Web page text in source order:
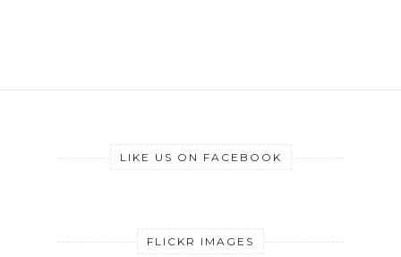
LIKE US ON FACEBOOK
FLICKR IMAGES